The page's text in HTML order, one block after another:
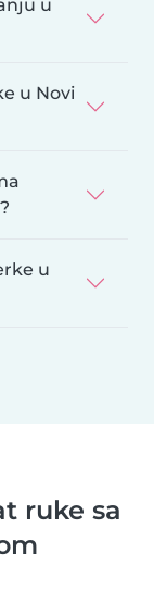
u
u Novi
u
ruke sa